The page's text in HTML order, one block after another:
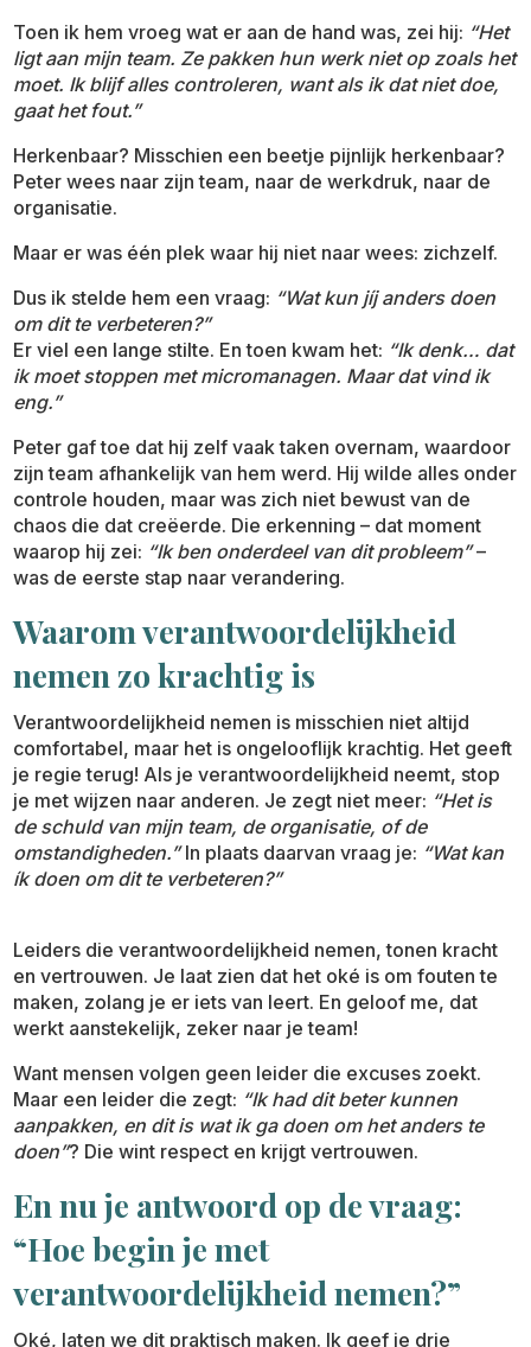
Toen ik hem vroeg wat er aan de hand was, zei hij: “Het
ligt aan mijn team. Ze pakken hun werk niet op zoals het
moet. Ik blijf alles controleren, want als ik dat niet doe,
gaat het fout.”
Herkenbaar? Misschien een beetje pijnlijk herkenbaar?
Peter wees naar zijn team, naar de werkdruk, naar de
organisatie.
Maar er was één plek waar hij niet naar wees: zichzelf.
Dus ik stelde hem een vraag: “Wat kun jíj anders doen
om dit te verbeteren?”
Er viel een lange stilte. En toen kwam het: “Ik denk… dat
ik moet stoppen met micromanagen. Maar dat vind ik
eng.”
Peter gaf toe dat hij zelf vaak taken overnam, waardoor
zijn team afhankelijk van hem werd. Hij wilde alles onder
controle houden, maar was zich niet bewust van de
chaos die dat creëerde. Die erkenning – dat moment
waarop hij zei: “Ik ben onderdeel van dit probleem”–
was de eerste stap naar verandering.
Waarom verantwoordelijkheid
nemen zo krachtig is
Verantwoordelijkheid nemen is misschien niet altijd
comfortabel, maar het is ongelooflijk krachtig. Het geeft
je regie terug! Als je verantwoordelijkheid neemt, stop
je met wijzen naar anderen. Je zegt niet meer: “Het is
de schuld van mijn team, de organisatie, of de
omstandigheden.”In plaats daarvan vraag je: “Wat kan
ík doen om dit te verbeteren?”
Leiders die verantwoordelijkheid nemen, tonen kracht
en vertrouwen. Je laat zien dat het oké is om fouten te
maken, zolang je er iets van leert. En geloof me, dat
werkt aanstekelijk, zeker naar je team!
Want mensen volgen geen leider die excuses zoekt.
Maar een leider die zegt: “Ik had dit beter kunnen
aanpakken, en dit is wat ik ga doen om het anders te
doen”? Die wint respect en krijgt vertrouwen.
En nu je antwoord op de vraag:
“Hoe begin je met
verantwoordelijkheid nemen?”
Oké, laten we dit praktisch maken. Ik geef je drie